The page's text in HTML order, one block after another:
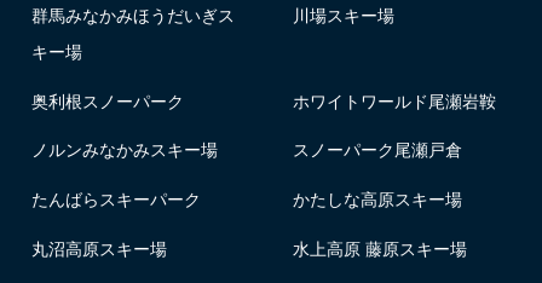
群馬みなかみほうだいぎス
キー場
川場スキー場
奥利根スノーパーク ホワイトワールド尾瀬岩鞍
ノルンみなかみスキー場 スノーパーク尾瀬戸倉
たんばらスキーパーク かたしな高原スキー場
丸沼高原スキー場 水上高原 藤原スキー場